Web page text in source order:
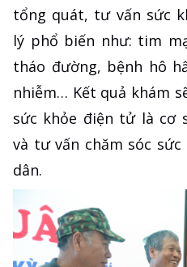
tổng quát, tư vấn sức
lý phổ biến như: tim
tháo đường, bệnh hô
nhiễm… Kết quả khám
sức khỏe điện tử là cơ
và tư vấn chăm sóc
dân.